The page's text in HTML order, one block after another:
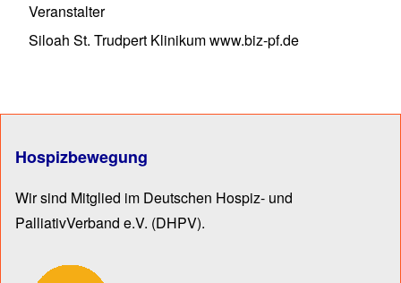
Veranstalter
Siloah St. Trudpert Klinikum www.biz-pf.de
Hospizbewegung
Wir sind Mitglied im Deutschen Hospiz- und
PalliativVerband e.V. (DHPV).